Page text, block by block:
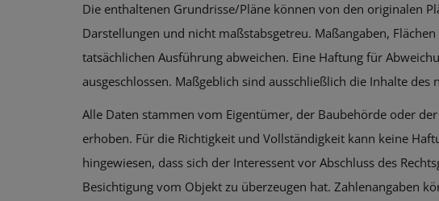
Die enthaltenen Grundrisse/Pläne können von den originalen
Darstellungen und nicht maßstabsgetreu. Maßangaben,
tatsächlichen Ausführung abweichen. Eine Haftung für
ausgeschlossen. Maßgeblich sind ausschließlich die Inhalte
Alle Daten stammen vom Eigentümer, der Baubehörde oder
erhoben. Für die Richtigkeit und Vollständigkeit kann keine
hingewiesen, dass sich der Interessent vor Abschluss des
Besichtigung vom Objekt zu überzeugen hat. Zahlenangaben